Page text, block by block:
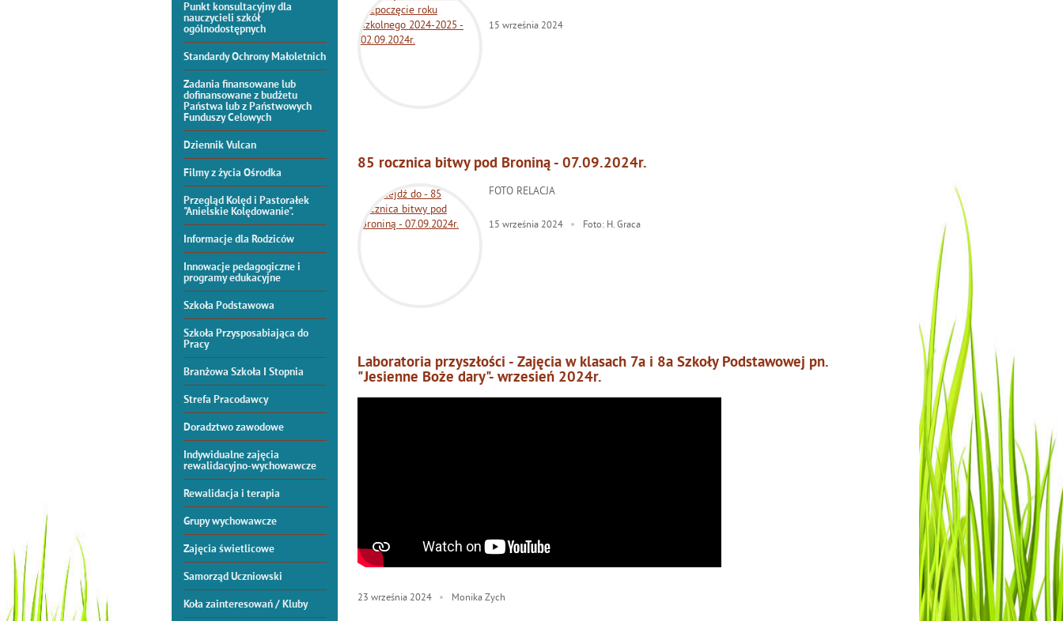
Punkt konsultacyjny dla
nauczycieli szkół
ogólnodostępnych
Standardy Ochrony Małoletnich
Zadania finansowane lub
dofinansowane z budżetu
Państwa lub z Państwowych
Funduszy Celowych
Dziennik Vulcan
Filmy z życia Ośrodka
Przegląd Kolęd i Pastorałek
"Anielskie Kolędowanie".
Informacje dla Rodziców
Innowacje pedagogiczne i
programy edukacyjne
Szkoła Podstawowa
Szkoła Przysposabiająca do
Pracy
Branżowa Szkoła I Stopnia
Strefa Pracodawcy
Doradztwo zawodowe
Indywidualne zajęcia
rewalidacyjno-wychowawcze
Rewalidacja i terapia
Grupy wychowawcze
Zajęcia świetlicowe
Samorząd Uczniowski
Koła zainteresowań / Kluby
15 września 2024
85 rocznica bitwy pod Broniną - 07.09.2024r.
FOTO RELACJA
15 września 2024 Foto: H. Graca
Laboratoria przyszłości - Zajęcia w klasach 7a i 8a Szkoły Podstawowej pn.
"Jesienne Boże dary"- wrzesień 2024r.
23 września 2024 Monika Zych